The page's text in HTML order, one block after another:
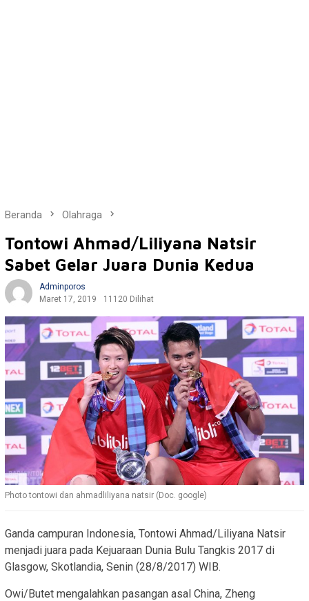
Beranda Olahraga
Tontowi Ahmad/Liliyana Natsir
Sabet Gelar Juara Dunia Kedua
Adminporos
Maret 17, 2019
11120 Dilihat
Photo tontowi dan ahmadliliyana natsir (Doc. google)
Ganda campuran Indonesia, Tontowi Ahmad/Liliyana Natsir
menjadi juara pada Kejuaraan Dunia Bulu Tangkis 2017 di
Glasgow, Skotlandia, Senin (28/8/2017) WIB.
Owi/Butet mengalahkan pasangan asal China, Zheng